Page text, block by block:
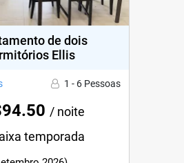
de dois
Ellis
1 - 6 Pessoas
/ noite
temporada